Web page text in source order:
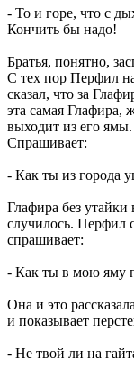
- То и горе, что с
Кончить бы надо!
Братья, понятно,
С тех пор Перфил
сказал, что за
эта самая Глафира,
выходит из его
Спрашивает:
- Как ты из города
Глафира без утайки
случилось. Перфил
спрашивает:
- Как ты в мою яму
Она и это
и показывает
- Не твой ли на